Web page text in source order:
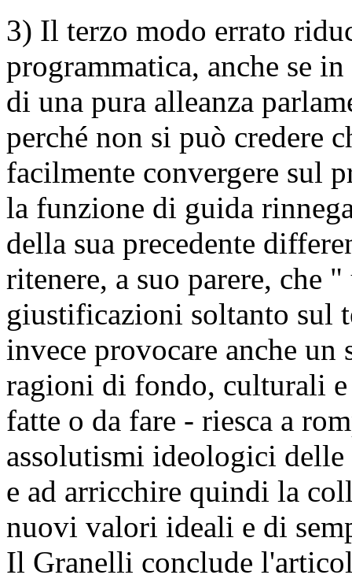
3) Il terzo modo errato
programmatica, anche se
di una pura alleanza
perché non si può credere
facilmente convergere sul
la funzione di guida
della sua precedente
ritenere, a suo parere, che
giustificazioni soltanto sul
invece provocare anche un
ragioni di fondo, culturali e
fatte o da fare - riesca a
assolutismi ideologici
e ad arricchire quindi la
nuovi valori ideali e di
Il Granelli conclude